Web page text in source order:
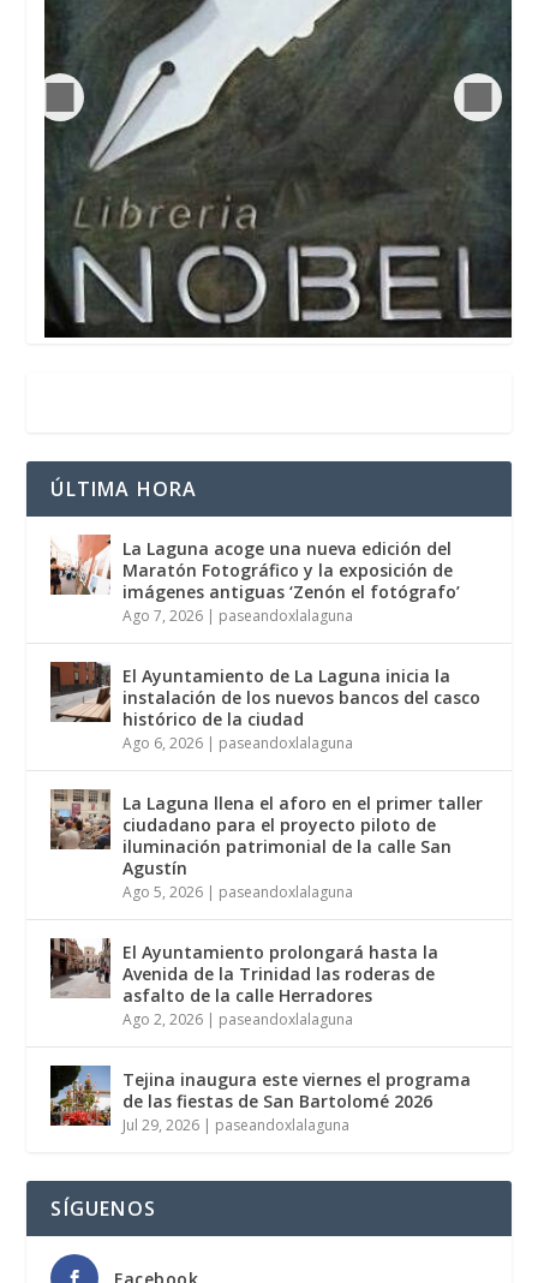
ÚLTIMA HORA
La Laguna acoge una nueva edición del
Maratón Fotográfico y la exposición de
imágenes antiguas ‘Zenón el fotógrafo’
Ago 7, 2026 | paseandoxlalaguna
El Ayuntamiento de La Laguna inicia la
instalación de los nuevos bancos del casco
histórico de la ciudad
Ago 6, 2026 | paseandoxlalaguna
La Laguna llena el aforo en el primer taller
ciudadano para el proyecto piloto de
iluminación patrimonial de la calle San
Agustín
Ago 5, 2026 | paseandoxlalaguna
El Ayuntamiento prolongará hasta la
Avenida de la Trinidad las roderas de
asfalto de la calle Herradores
Ago 2, 2026 | paseandoxlalaguna
Tejina inaugura este viernes el programa
de las fiestas de San Bartolomé 2026
Jul 29, 2026 | paseandoxlalaguna
SÍGUENOS
Facebook